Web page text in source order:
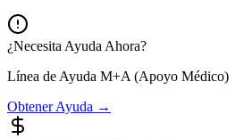
¿Necesita Ayuda Ahora?
Línea de Ayuda M+A (Apoyo Médico)
Obtener Ayuda →